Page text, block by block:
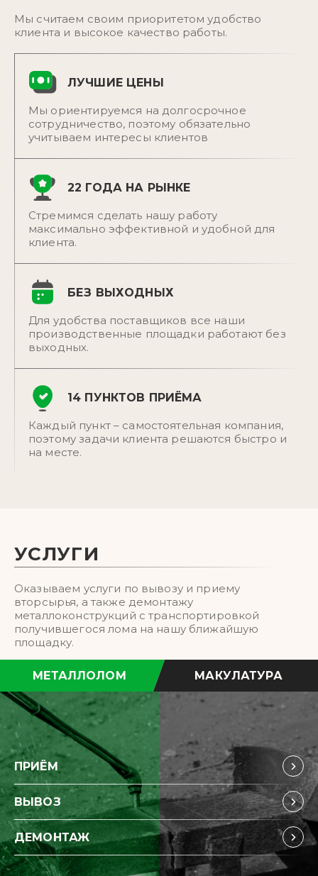
Мы считаем своим приоритетом удобство
клиента и высокое качество работы.
ЛУЧШИЕ ЦЕНЫ
Мы ориентируемся на долгосрочное
сотрудничество, поэтому обязательно
учитываем интересы клиентов
22 ГОДА НА РЫНКЕ
Стремимся сделать нашу работу
максимально эффективной и удобной для
клиента.
БЕЗ ВЫХОДНЫХ
Для удобства поставщиков все наши
производственные площадки работают без
выходных.
14 ПУНКТОВ ПРИЁМА
Каждый пункт – самостоятельная компания,
поэтому задачи клиента решаются быстро и
на месте.
УСЛУГИ
Оказываем услуги по вывозу и приему
вторсырья, а также демонтажу
металлоконструкций с транспортировкой
получившегося лома на нашу ближайшую
площадку.
МЕТАЛЛОЛОМ МАКУЛАТУРА
ПРИЁМ
ВЫВОЗ
ДЕМОНТАЖ